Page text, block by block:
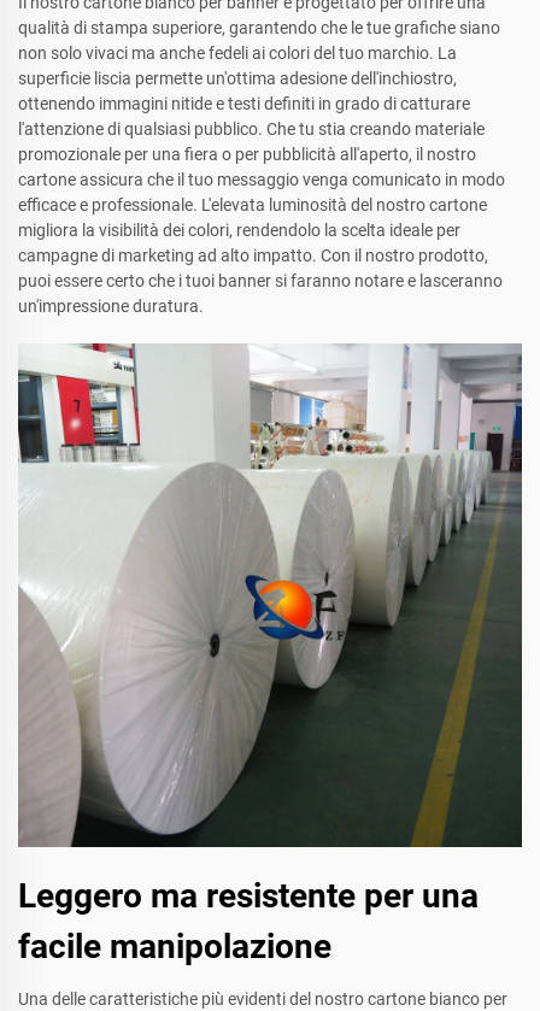
qualità di stampa superiore, garantendo che le tue grafiche siano
non solo vivaci ma anche fedeli ai colori del tuo marchio. La
superficie liscia permette un'ottima adesione dell'inchiostro,
ottenendo immagini nitide e testi definiti in grado di catturare
l'attenzione di qualsiasi pubblico. Che tu stia creando materiale
promozionale per una fiera o per pubblicità all'aperto, il nostro
cartone assicura che il tuo messaggio venga comunicato in modo
efficace e professionale. L'elevata luminosità del nostro cartone
migliora la visibilità dei colori, rendendolo la scelta ideale per
campagne di marketing ad alto impatto. Con il nostro prodotto,
puoi essere certo che i tuoi banner si faranno notare e lasceranno
un'impressione duratura.
Leggero ma resistente per una
facile manipolazione
Una delle caratteristiche più evidenti del nostro cartone bianco per